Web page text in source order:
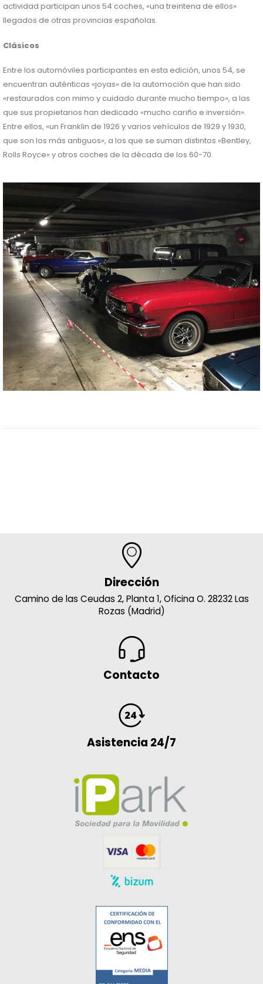
actividad participan unos 54 coches, «una treintena de ellos»
llegados de otras provincias españolas.
Clásicos
Entre los automóviles participantes en esta edición, unos 54, se
encuentran auténticas «joyas» de la automoción que han sido
«restaurados con mimo y cuidado durante mucho tiempo», a las
que sus propietarios han dedicado «mucho cariño e inversión».
Entre ellos, «un Franklin de 1926 y varios vehículos de 1929 y 1930,
que son los más antiguos», a los que se suman distintos «Bentley,
Rolls Royce» y otros coches de la década de los 60-70.
Dirección
Camino de las Ceudas 2, Planta 1, Oficina O. 28232 Las
Rozas (Madrid)
Contacto
Asistencia 24/7